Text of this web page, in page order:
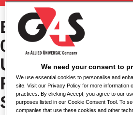
Вакансії в WA
0884 Anggaran
Untuk
Rumah Tipe L
Surakarta
We need your consent to
We use essential cookies to personalise and
site. Visit our Privacy Policy for more information
practices. By clicking Accept, you agree to our
purposes listed in our Cookie Consent Tool. To
companies that use these cookies and other